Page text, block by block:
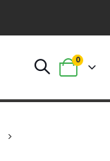
Panier
0